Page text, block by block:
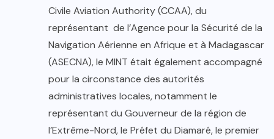
Civile Aviation Authority (CCAA), du
représentant de l’Agence pour la Sécurité de la
Navigation Aérienne en Afrique et à Madagascar
(ASECNA), le MINT était également accompagné
pour la circonstance des autorités
administratives locales, notamment le
représentant du Gouverneur de la région de
l’Extrême-Nord, le Préfet du Diamaré, le premier